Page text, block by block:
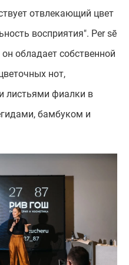
отвлекающий цвет
восприятия". Per sē
обладает собственной
нот,
листьями фиалки в
бамбуком и